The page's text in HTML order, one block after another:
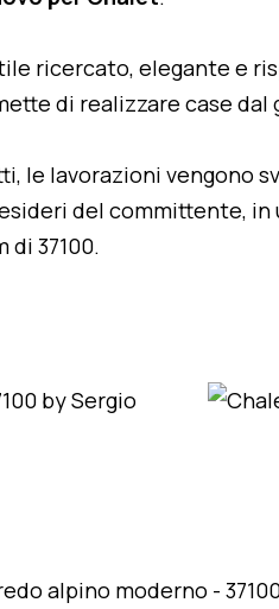
ricercato, elegante e
di realizzare case dal
le lavorazioni vengono
del committente, in
di 37100.